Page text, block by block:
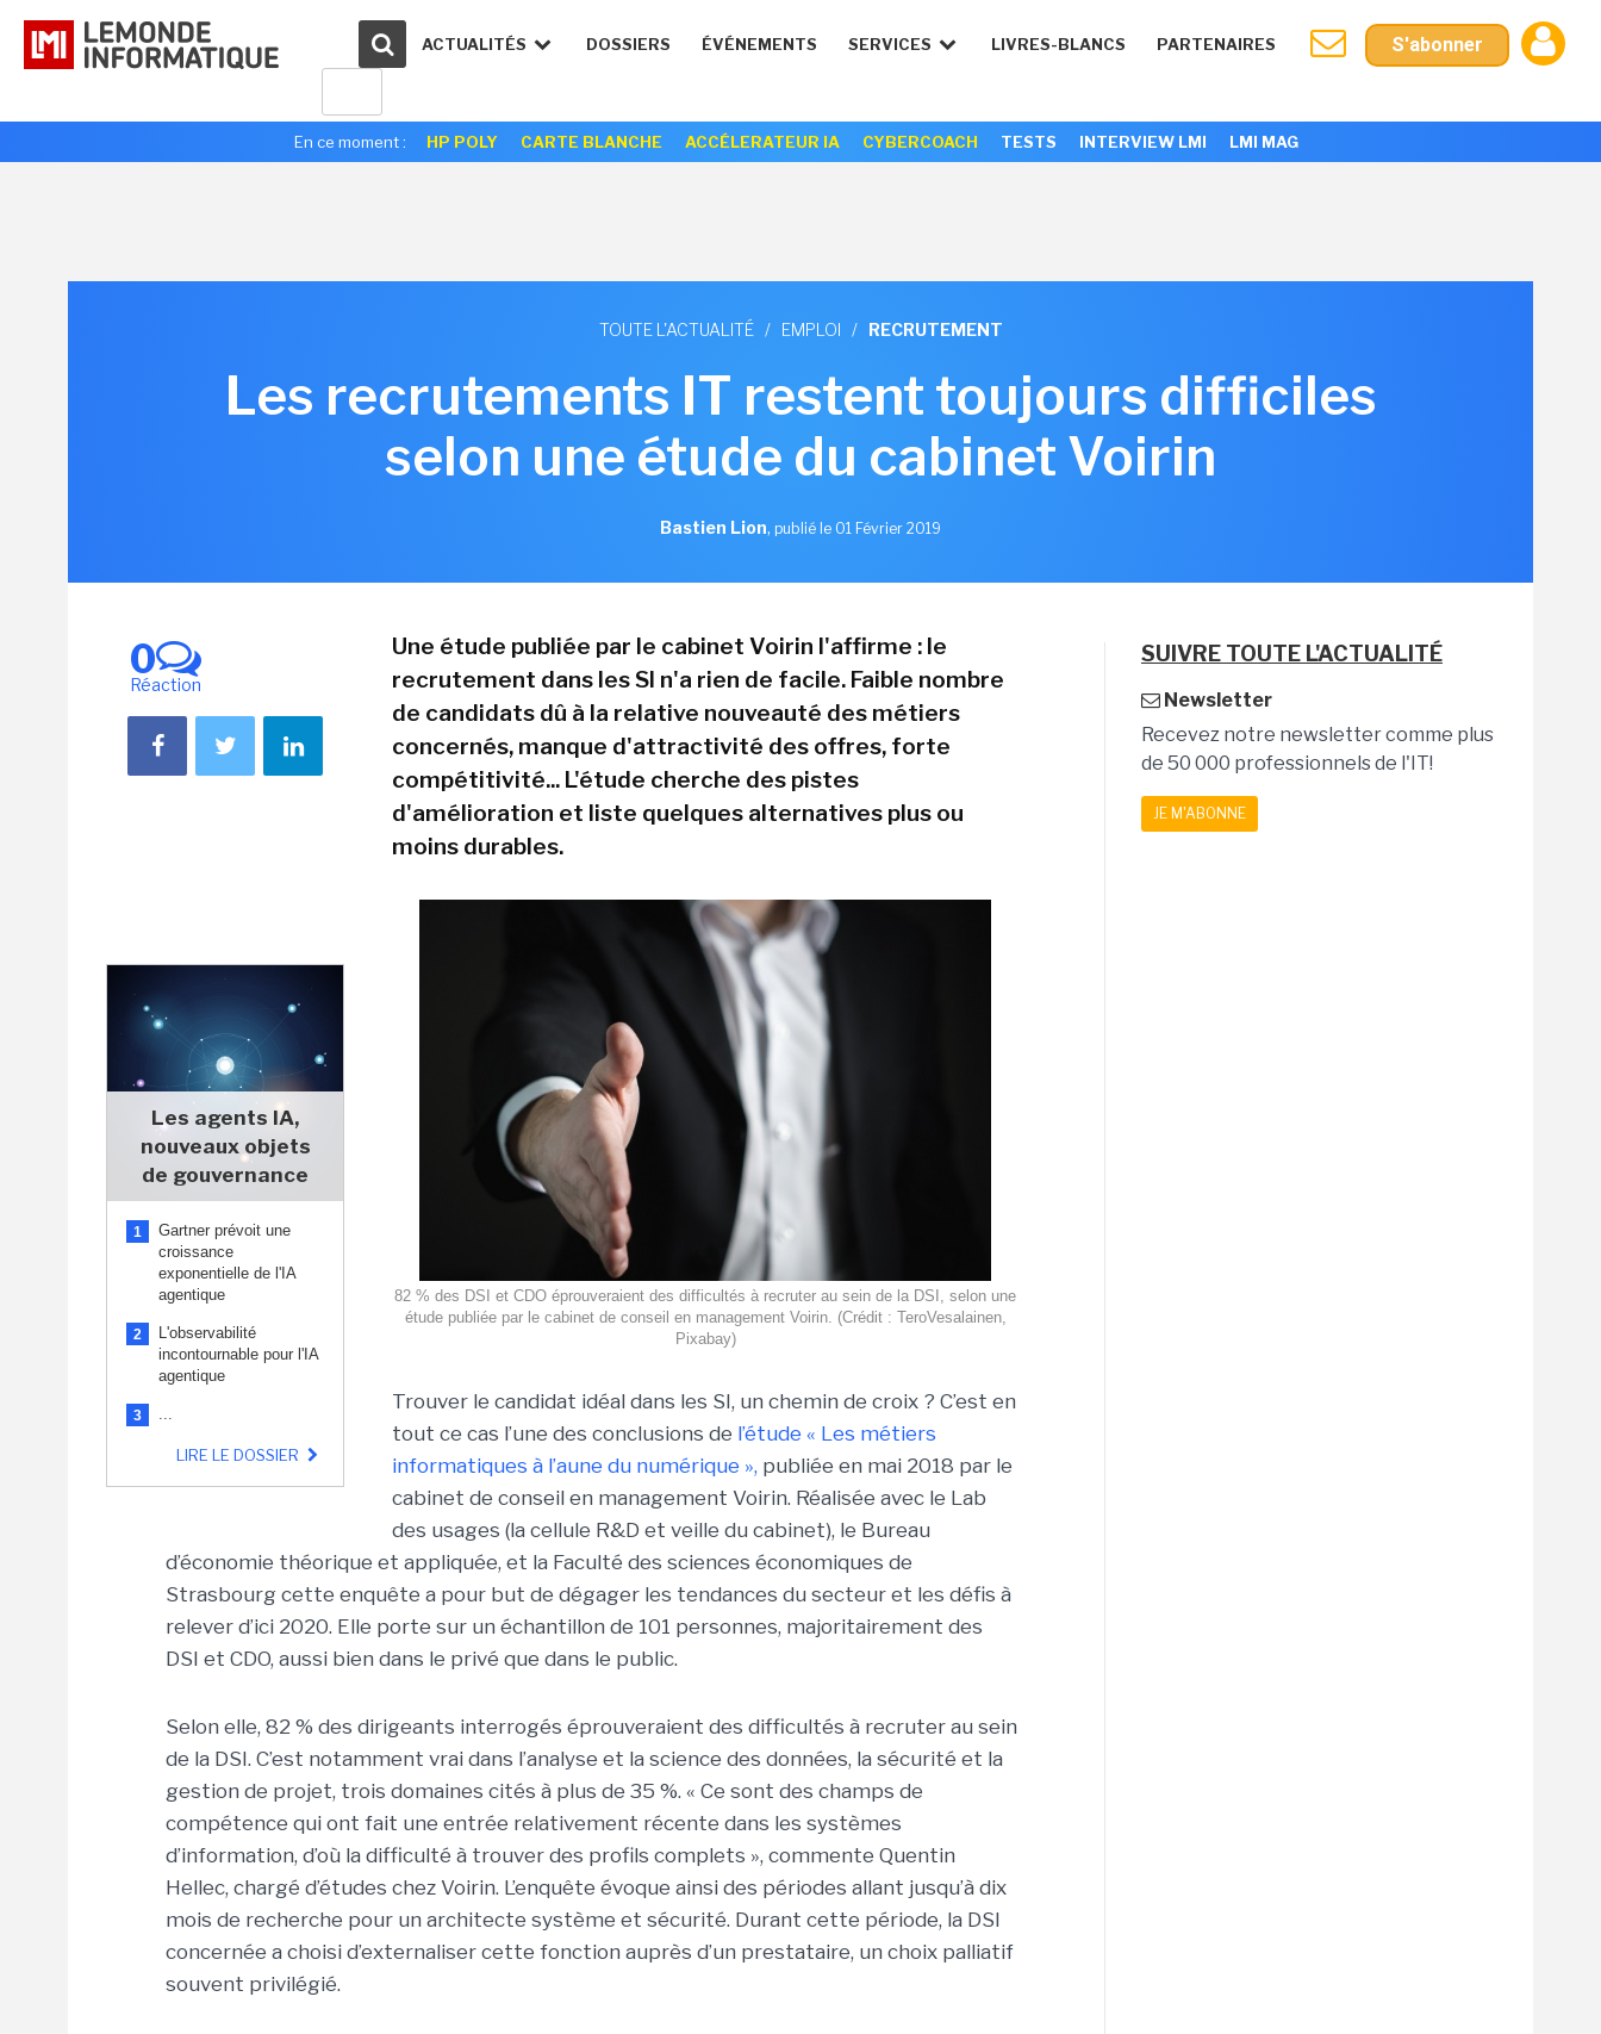
ACTUALITÉS DOSSIERS ÉVÉNEMENTS SERVICES LIVRES-BLANCS PARTENAIRES S'abonner
En ce moment : HP POLY CARTE BLANCHE ACCÉLERATEUR IA CYBERCOACH TESTS INTERVIEW LMI LMI MAG
TOUTE L'ACTUALITÉ / EMPLOI / RECRUTEMENT
Les recrutements IT restent toujours difficiles
selon une étude du cabinet Voirin
Bastien Lion, publié le 01 Février 2019
0
Réaction
Les agents IA,
nouveaux objets
de gouvernance
1
Gartner prévoit une
croissance
exponentielle de l'IA
agentique
2
L'observabilité
incontournable pour l'IA
agentique
3 ...
LIRE LE DOSSIER
Une étude publiée par le cabinet Voirin l'affirme : le
recrutement dans les SI n'a rien de facile. Faible nombre
de candidats dû à la relative nouveauté des métiers
concernés, manque d'attractivité des offres, forte
compétitivité... L'étude cherche des pistes
d'amélioration et liste quelques alternatives plus ou
moins durables.
82 % des DSI et CDO éprouveraient des difficultés à recruter au sein de la DSI, selon une
étude publiée par le cabinet de conseil en management Voirin. (Crédit : TeroVesalainen,
Pixabay)
Trouver le candidat idéal dans les SI, un chemin de croix ? C’est en
tout ce cas l’une des conclusions de l’étude « Les métiers
informatiques à l’aune du numérique », publiée en mai 2018 par le
cabinet de conseil en management Voirin. Réalisée avec le Lab
des usages (la cellule R&D et veille du cabinet), le Bureau
d’économie théorique et appliquée, et la Faculté des sciences économiques de
Strasbourg cette enquête a pour but de dégager les tendances du secteur et les défis à
relever d’ici 2020. Elle porte sur un échantillon de 101 personnes, majoritairement des
DSI et CDO, aussi bien dans le privé que dans le public.
Selon elle, 82 % des dirigeants interrogés éprouveraient des difficultés à recruter au sein
de la DSI. C’est notamment vrai dans l’analyse et la science des données, la sécurité et la
gestion de projet, trois domaines cités à plus de 35 %. « Ce sont des champs de
compétence qui ont fait une entrée relativement récente dans les systèmes
d’information, d’où la difficulté à trouver des profils complets », commente Quentin
Hellec, chargé d’études chez Voirin. L’enquête évoque ainsi des périodes allant jusqu’à dix
mois de recherche pour un architecte système et sécurité. Durant cette période, la DSI
concernée a choisi d’externaliser cette fonction auprès d’un prestataire, un choix palliatif
souvent privilégié.
SUIVRE TOUTE L'ACTUALITÉ
Newsletter
Recevez notre newsletter comme plus
de 50 000 professionnels de l'IT!
JE M'ABONNE